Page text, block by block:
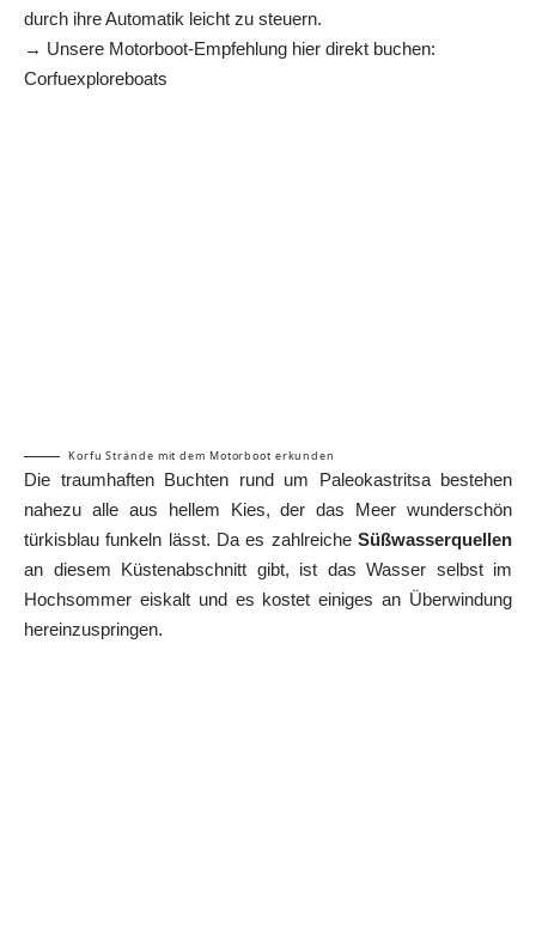
durch ihre Automatik leicht zu steuern.
→ Unsere Motorboot-Empfehlung hier direkt buchen:
Corfuexploreboats
Korfu Strände mit dem Motorboot erkunden
Die traumhaften Buchten rund um Paleokastritsa bestehen
nahezu alle aus hellem Kies, der das Meer wunderschön
türkisblau funkeln lässt. Da es zahlreiche Süßwasserquellen
an diesem Küstenabschnitt gibt, ist das Wasser selbst im
Hochsommer eiskalt und es kostet einiges an Überwindung
hereinzuspringen.